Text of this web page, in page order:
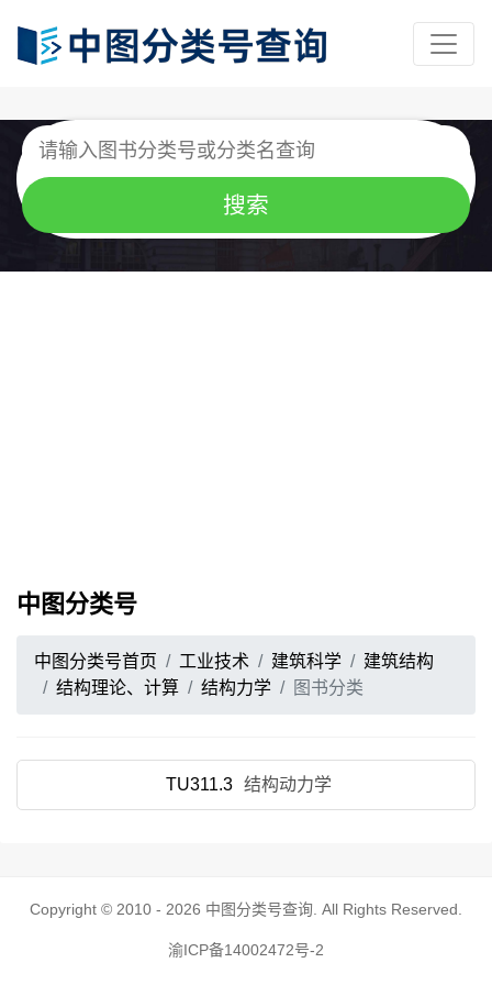
中图分类号
中图分类号首页 工业技术 建筑科学
建筑结构
结构理论、计算
结构力学 图书分类
TU311.3 结构动力学
Copyright © 2010 - 2026 中图分类号查询 . All Rights Reserved.
渝ICP备14002472号-2